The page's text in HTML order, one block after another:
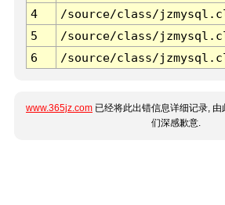
4
/source/class/
5
/source/class/
6
/source/class/
www.365jz.com 已经将此出错信息详细记录,
们深感歉意.